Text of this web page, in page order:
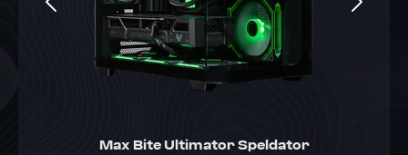
Max Bite Ultimator Speldator